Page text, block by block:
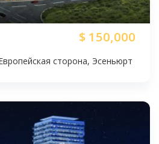
$ 150,000
сторона, Эсеньюрт